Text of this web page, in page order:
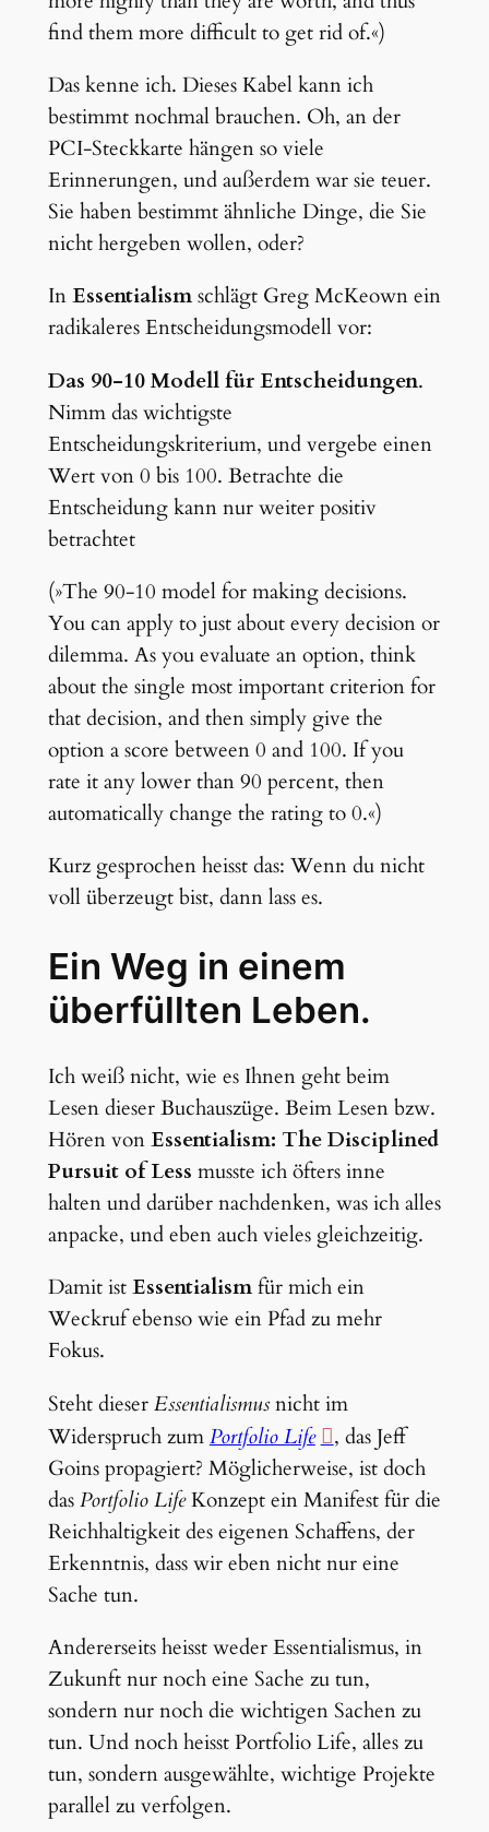
find them more difficult to get rid of.«)
Das kenne ich. Dieses Kabel kann ich
bestimmt nochmal brauchen. Oh, an der
PCI-Steckkarte hängen so viele
Erinnerungen, und außerdem war sie teuer.
Sie haben bestimmt ähnliche Dinge, die Sie
nicht hergeben wollen, oder?
InEssentialismschlägt Greg McKeown ein
radikaleres Entscheidungsmodell vor:
Das 90-10 Modell für Entscheidungen.
Nimm das wichtigste
Entscheidungskriterium, und vergebe einen
Wert von 0 bis 100. Betrachte die
Entscheidung kann nur weiter positiv
betrachtet
(»The 90-10 model for making decisions.
You can apply to just about every decision or
dilemma. As you evaluate an option, think
about the single most important criterion for
that decision, and then simply give the
option a score between 0 and 100. If you
rate it any lower than 90 percent, then
automatically change the rating to 0.«)
Kurz gesprochen heisst das: Wenn du nicht
voll überzeugt bist, dann lass es.
Ein Weg in einem
überfüllten Leben.
Ich weiß nicht, wie es Ihnen geht beim
Lesen dieser Buchauszüge. Beim Lesen bzw.
Hören vonEssentialism: The Disciplined
Pursuit of Less musste ich öfters inne
halten und darüber nachdenken, was ich alles
anpacke, und eben auch vieles gleichzeitig.
Damit istEssentialismfür mich ein
Weckruf ebenso wie ein Pfad zu mehr
Fokus.
Steht dieserEssentialismusnicht im
Widerspruch zumPortfolio Life
, das Jeff
Goins propagiert? Möglicherweise, ist doch
dasPortfolio LifeKonzept ein Manifest für die
Reichhaltigkeit des eigenen Schaffens, der
Erkenntnis, dass wir eben nicht nur eine
Sache tun.
Andererseits heisst weder Essentialismus, in
Zukunft nur noch eine Sache zu tun,
sondern nur noch die wichtigen Sachen zu
tun. Und noch heisst Portfolio Life, alles zu
tun, sondern ausgewählte, wichtige Projekte
parallel zu verfolgen.